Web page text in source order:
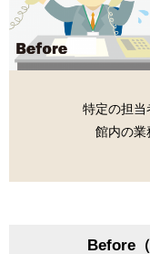
特定の担当
館内の業
Before